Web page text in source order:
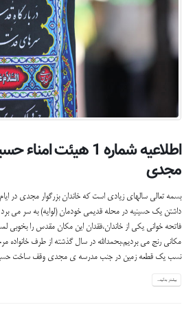
اطلاعیه شماره 1 هیئت
مجدی
بسمه تعالی سالهای زیادی است که خاندان بزرگوار مجدی در
داشتن یک حسینیه در محله قدیمی خودمان (لوایه) به سر می
فاتحه خوانی یکی از خاندان،فقدان این مکان مقدس را بخوبی
مکانی رنج می بردیم.بحمدالله در سال گذشته از طرف
نسب یک قطعه زمین در جنب مدرسه ی مجدی وقف ساخت
بیشتر بدانید...